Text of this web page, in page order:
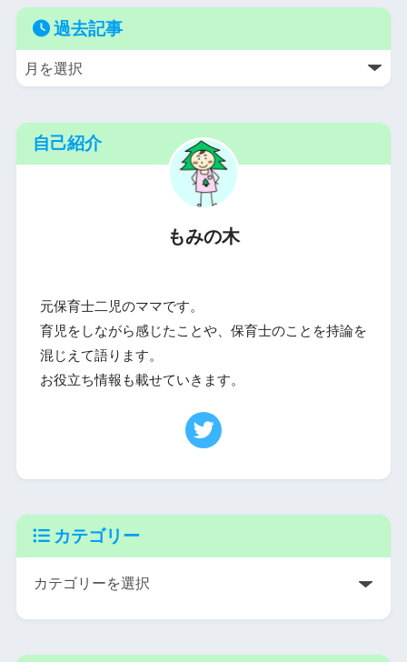
過去記事
自己紹介
もみの木
元保育士二児のママです。
育児をしながら感じたことや、保育士のことを持論を
混じえて語ります。
お役立ち情報も載せていきます。
カテゴリー